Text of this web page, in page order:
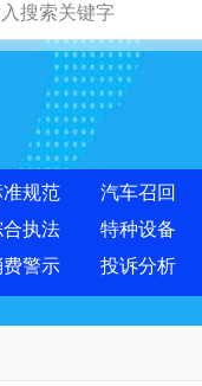
准规范 汽车召回
合执法 特种设备
费警示 投诉分析